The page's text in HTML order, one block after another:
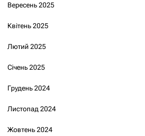
Вересень 2025
Квітень 2025
Лютий 2025
Січень 2025
Грудень 2024
Листопад 2024
Жовтень 2024